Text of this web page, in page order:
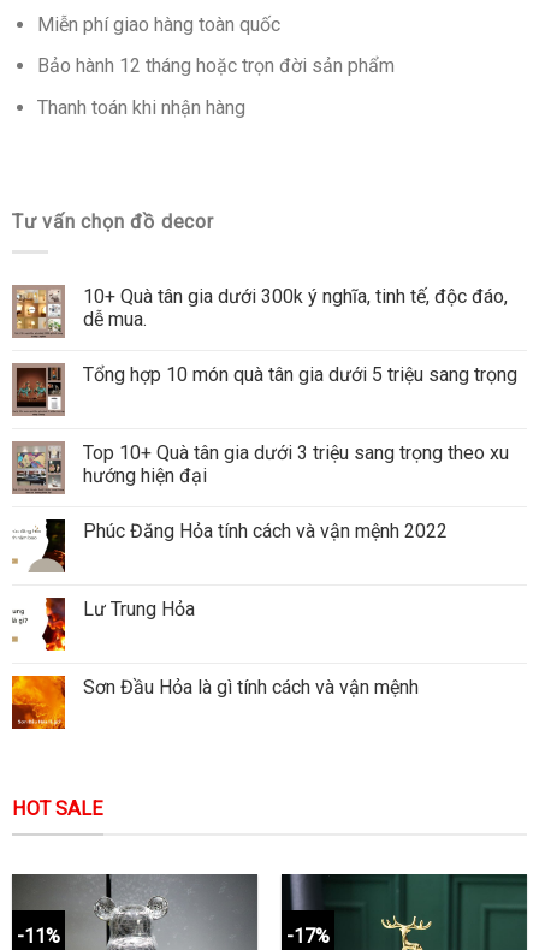
Miễn phí giao hàng toàn quốc
Bảo hành 12 tháng hoặc trọn đời sản phẩm
Thanh toán khi nhận hàng
Tư vấn chọn đồ decor
10+ Quà tân gia dưới 300k ý nghĩa, tinh tế, độc đáo,
dễ mua.
Tổng hợp 10 món quà tân gia dưới 5 triệu sang trọng
Top 10+ Quà tân gia dưới 3 triệu sang trọng theo xu
hướng hiện đại
Phúc Đăng Hỏa tính cách và vận mệnh 2022
Lư Trung Hỏa
Sơn Đầu Hỏa là gì tính cách và vận mệnh
HOT SALE
-11% -17%